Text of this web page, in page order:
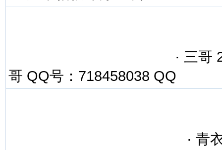
· 三哥
哥 QQ号：718458038 QQ
· 青